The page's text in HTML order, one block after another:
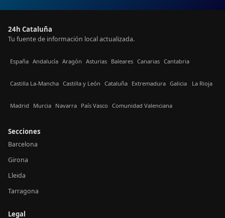
24h Cataluña
Tu fuente de información local actualizada.
España Andalucía Aragón Asturias Baleares Canarias Cantabria
Castilla La-Mancha Castilla y León Cataluña Extremadura Galicia La Rioja
Madrid Murcia Navarra País Vasco Comunidad Valenciana
Secciones
Barcelona
Girona
Lleida
Tarragona
Legal